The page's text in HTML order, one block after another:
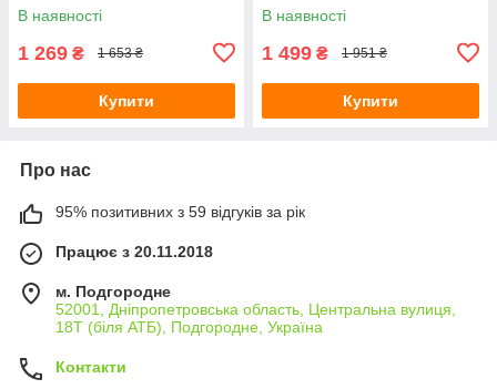
В наявності
1 269 ₴ 1 653 ₴
Купити
В наявності
1 499 ₴ 1 951 ₴
Купити
Про нас
95% позитивних з 59 відгуків за рік
Працює з 20.11.2018
м. Подгородне
52001, Дніпропетровська область, Центральна вулиця,
18Т (біля АТБ), Подгородне, Україна
Контакти